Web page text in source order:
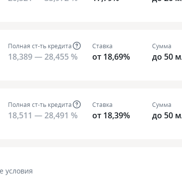
Полная ст-ть кредита
18,389 — 28,455 %
Ставка
от 18,69%
Сумма
до 50
Полная ст-ть кредита
18,511 — 28,491 %
Ставка
от 18,39%
Сумма
до 50
условия